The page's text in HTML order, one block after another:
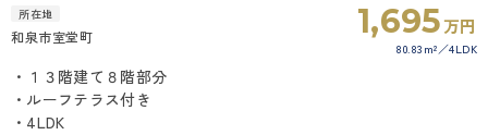
所在地
和泉市室堂町 1,695万円
80.83m² 4LDK
・１３階建て８階部分
・ルーフテラス付き
・4LDK